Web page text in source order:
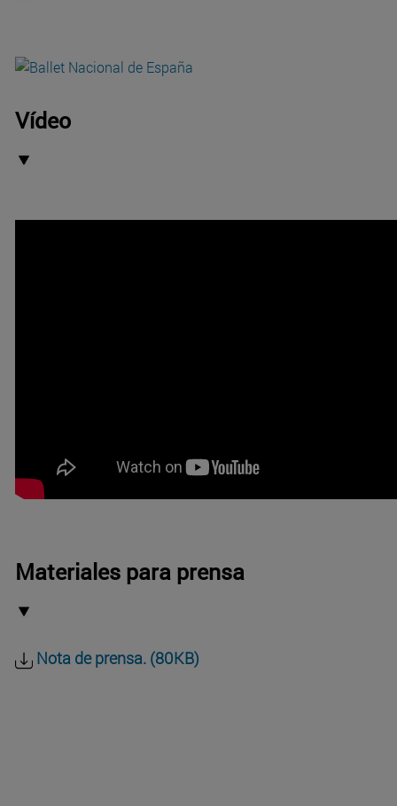
Vídeo
Materiales para prensa
Nota de prensa. (80KB)